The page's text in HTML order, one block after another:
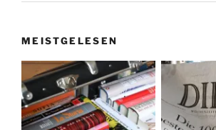
MEISTGELESEN